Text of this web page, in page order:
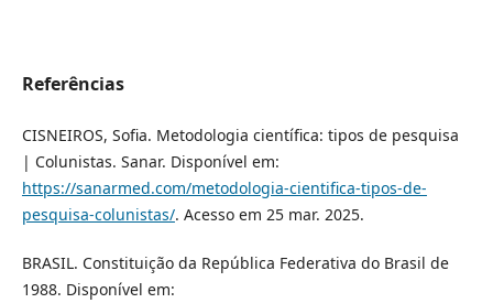
Referências
CISNEIROS, Sofia. Metodologia científica: tipos de pesquisa
| Colunistas. Sanar. Disponível em:
https://sanarmed.com/metodologia-cientifica-tipos-de-
pesquisa-colunistas/. Acesso em 25 mar. 2025.
BRASIL. Constituição da República Federativa do Brasil de
1988. Disponível em: